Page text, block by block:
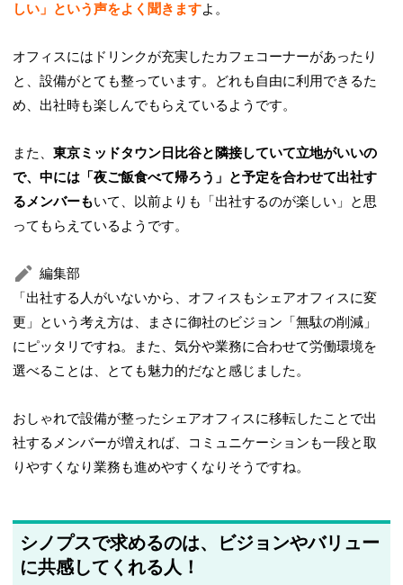
しい」という声をよく聞きますよ。
オフィスにはドリンクが充実したカフェコーナーがあったり
と、設備がとても整っています。どれも自由に利用できるた
め、出社時も楽しんでもらえているようです。
また、東京ミッドタウン日比谷と隣接していて立地がいいの
で、中には「夜ご飯食べて帰ろう」と予定を合わせて出社す
るメンバーもいて、以前よりも「出社するのが楽しい」と思
ってもらえているようです。
編集部
「出社する人がいないから、オフィスもシェアオフィスに変
更」という考え方は、まさに御社のビジョン「無駄の削減」
にピッタリですね。また、気分や業務に合わせて労働環境を
選べることは、とても魅力的だなと感じました。
おしゃれで設備が整ったシェアオフィスに移転したことで出
社するメンバーが増えれば、コミュニケーションも一段と取
りやすくなり業務も進めやすくなりそうですね。
シノプスで求めるのは、ビジョンやバリュー
に共感してくれる人！